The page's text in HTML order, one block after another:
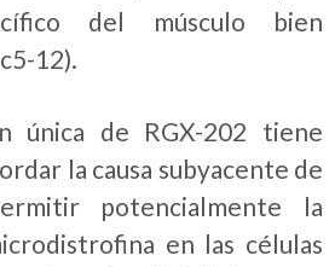
del músculo bien
12).
única de RGX-202 tiene
la causa subyacente de
potencialmente la
en las células